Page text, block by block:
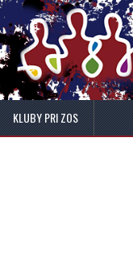
KLUBY PRI ZOS